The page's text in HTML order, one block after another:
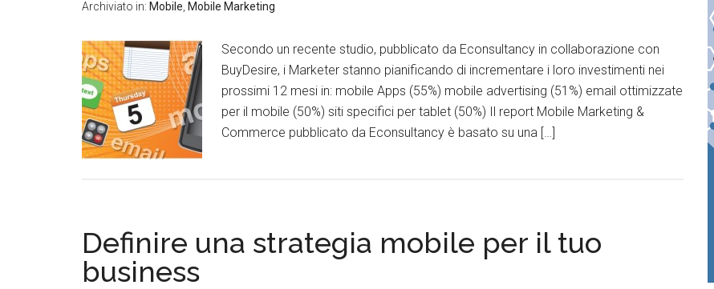
Archiviato in: Mobile Mobile Marketing
Secondo un recente studio, pubblicato da Econsultancy in collaborazione con
BuyDesire, i Marketer stanno pianificando di incrementare i loro investimenti nei
prossimi 12 mesi in: mobile Apps (55%) mobile advertising (51%) email ottimizzate
per il mobile (50%) siti specifici per tablet (50%) Il report Mobile Marketing &
Commerce pubblicato da Econsultancy è basato su una […]
Definire una strategia mobile per il tuo
business